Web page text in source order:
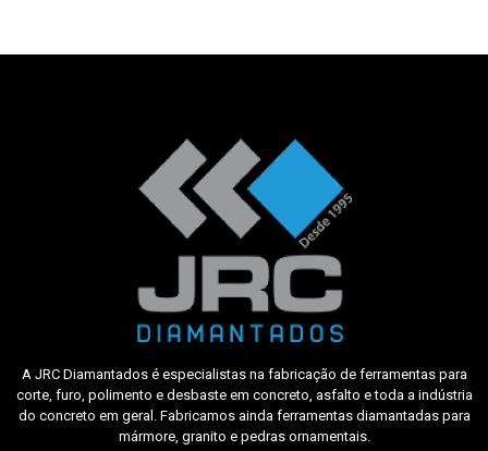
A JRC Diamantados é especialistas na fabricação de ferramentas para
corte, furo, polimento e desbaste em concreto, asfalto e toda a indústria
do concreto em geral. Fabricamos ainda ferramentas diamantadas para
mármore, granito e pedras ornamentais.